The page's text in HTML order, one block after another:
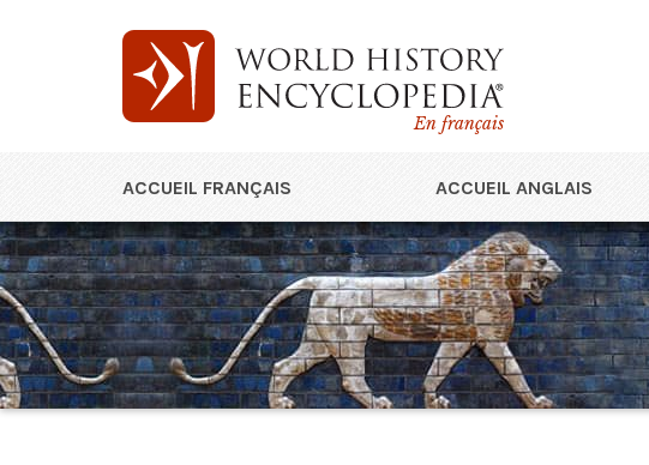
En français
ACCUEIL FRANÇAIS ACCUEIL ANGLAIS